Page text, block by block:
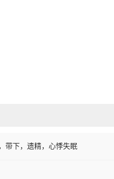
带下，遗精，心悸失眠